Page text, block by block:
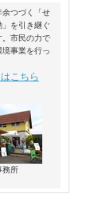
余つづく「せ
」を引き継ぐ
。市民の力で
境事業を行っ
はこちら
務所